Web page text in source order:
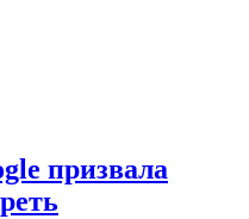
призвала